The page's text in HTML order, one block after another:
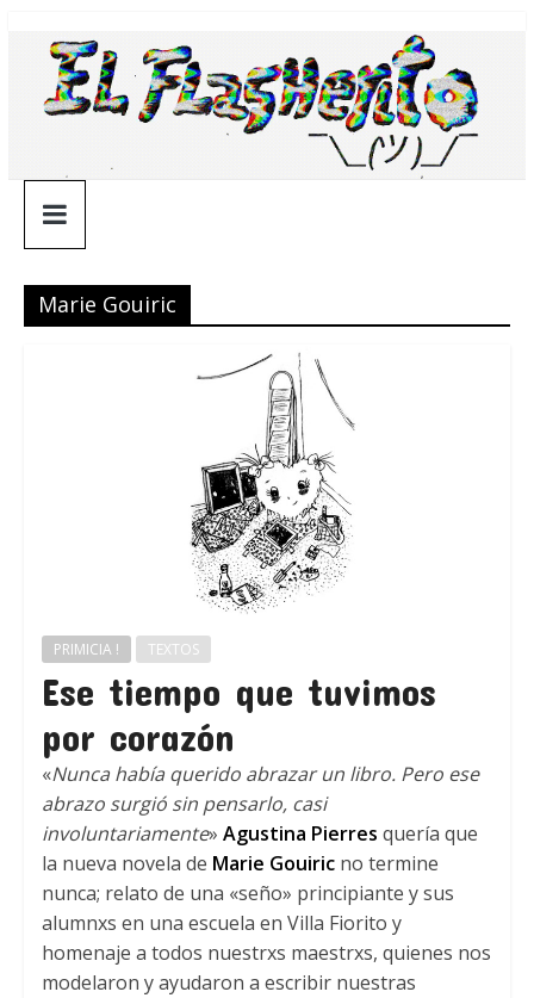
contenido
¯\_(ツ)_/
¯
Marie Gouiric
PRIMICIA ! TEXTOS
Ese tiempo que tuvimos
por corazón
«Nunca había querido abrazar un libro. Pero ese
abrazo surgió sin pensarlo, casi
involuntariamente» Agustina Pierres quería que
la nueva novela de Marie Gouiricno termine
nunca; relato de una «seño» principiante y sus
alumnxs en una escuela en Villa Fiorito y
homenaje a todos nuestrxs maestrxs, quienes nos
modelaron y ayudaron a escribir nuestras